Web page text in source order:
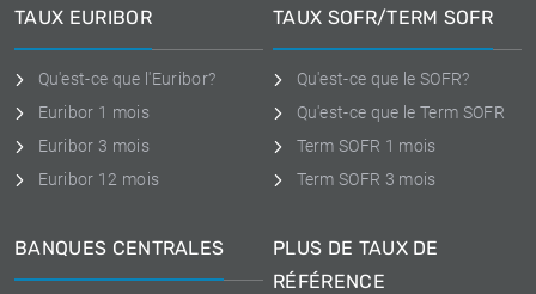
TAUX EURIBOR
Qu'est-ce que l'Euribor?
Euribor 1 mois
Euribor 3 mois
Euribor 12 mois
TAUX SOFR/TERM SOFR
Qu'est-ce que le SOFR?
Qu'est-ce que le Term SOFR
Term SOFR 1 mois
Term SOFR 3 mois
BANQUES CENTRALES
PLUS DE TAUX DE
RÉFÉRENCE